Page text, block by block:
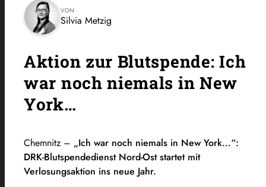
VON
Silvia Metzig
Aktion zur Blutspende: Ich
war noch niemals in New
York…
Chemnitz – „Ich war noch niemals in New York…“:
DRK-Blutspendedienst Nord-Ost startet mit
Verlosungsaktion ins neue Jahr.